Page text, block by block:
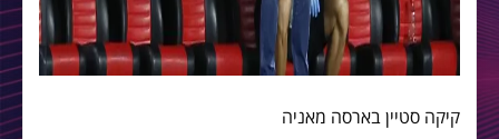
קיקה סטיין בארסה מאניה